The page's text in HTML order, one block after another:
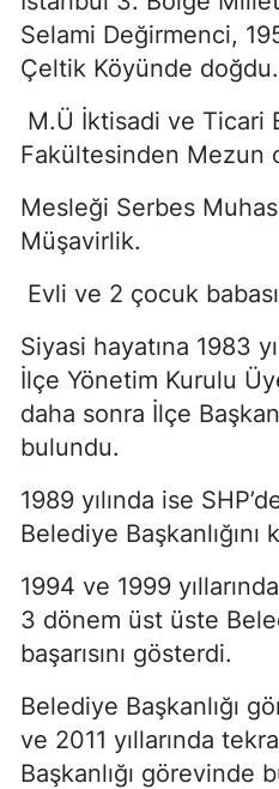
Selami Değirmenci,
Çeltik Köyünde doğdu.
M.Ü İktisadi ve Ticari
Fakültesinden Mezun
Mesleği Serbes
Müşavirlik.
Evli ve 2 çocuk
Siyasi hayatına 1983
İlçe Yönetim Kurulu
daha sonra İlçe
bulundu.
1989 yılında ise
Belediye Başkanlığını
1994 ve 1999
3 dönem üst üste
başarısını gösterdi.
Belediye Başkanlığı
ve 2011 yıllarında
Başkanlığı görevinde